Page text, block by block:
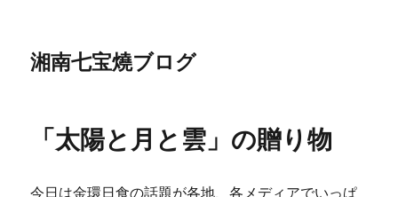
湘南七宝燒ブログ
「太陽と月と雲」の贈り物
今日は金環日食の話題が各地、各メディアでいっぱ